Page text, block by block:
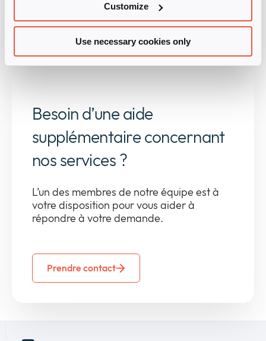
Customize
Use necessary cookies only
Services digitaux – ID Connect
Besoin d’une aide
supplémentaire concernant
nos services ?
L’un des membres de notre équipe est à
votre disposition pour vous aider à
répondre à votre demande.
Prendre contact